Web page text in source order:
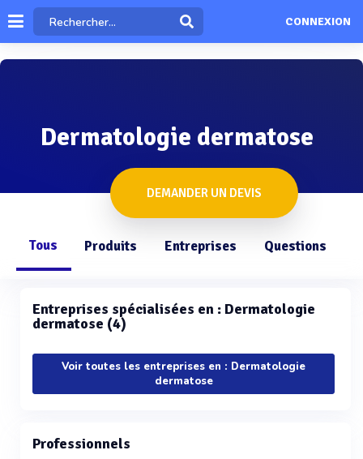
CONNEXION
Dermatologie dermatose
DEMANDER UN DEVIS
Tous Produits Entreprises Questions
Entreprises spécialisées en : Dermatologie
dermatose (4)
Voir toutes les entreprises en : Dermatologie
dermatose
Professionnels